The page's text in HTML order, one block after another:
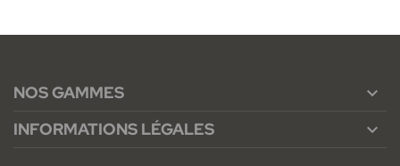
NOS GAMMES 
INFORMATIONS LÉGALES 